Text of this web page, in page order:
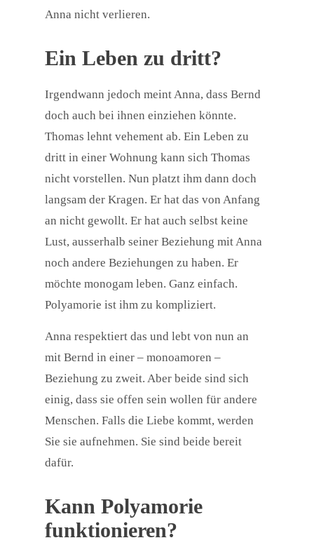
Anna nicht verlieren.
Ein Leben zu dritt?
Irgendwann jedoch meint Anna, dass Bernd
doch auch bei ihnen einziehen könnte.
Thomas lehnt vehement ab. Ein Leben zu
dritt in einer Wohnung kann sich Thomas
nicht vorstellen. Nun platzt ihm dann doch
langsam der Kragen. Er hat das von Anfang
an nicht gewollt. Er hat auch selbst keine
Lust, ausserhalb seiner Beziehung mit Anna
noch andere Beziehungen zu haben. Er
möchte monogam leben. Ganz einfach.
Polyamorie ist ihm zu kompliziert.
Anna respektiert das und lebt von nun an
mit Bernd in einer – monoamoren –
Beziehung zu zweit. Aber beide sind sich
einig, dass sie offen sein wollen für andere
Menschen. Falls die Liebe kommt, werden
Sie sie aufnehmen. Sie sind beide bereit
dafür.
Kann Polyamorie
funktionieren?